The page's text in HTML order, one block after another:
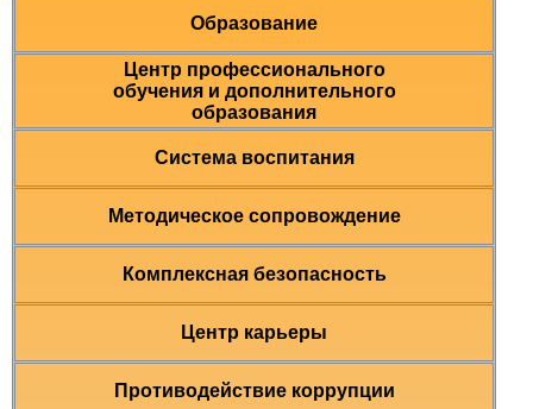
Образование
Центр профессионального
обучения и дополнительного
образования
Система воспитания
Методическое сопровождение
Комплексная безопасность
Центр карьеры
Противодействие коррупции